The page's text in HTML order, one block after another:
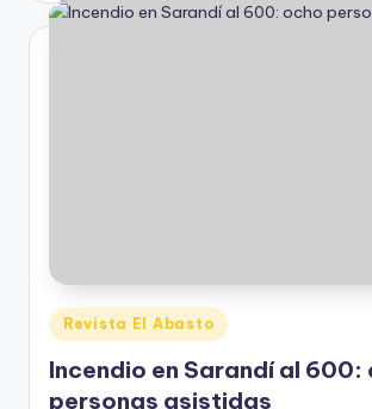
Posted
in
Revista El Abasto
Incendio en Sarandí al 600:
personas asistidas